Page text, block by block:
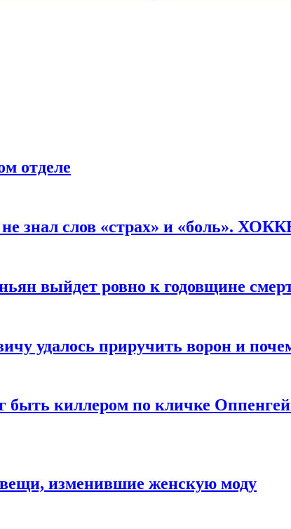
отделе
знал слов «страх» и «боль».
выйдет ровно к годовщине
удалось приручить ворон и
быть киллером по кличке
изменившие женскую моду